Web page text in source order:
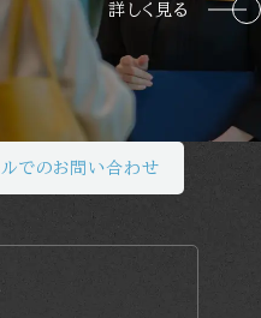
詳しく見る
ルでのお問い合わせ